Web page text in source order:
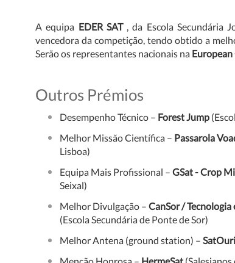
A equipa EDER SAT , da Escola Secundária
vencedora da competição, tendo obtido a
Serão os representantes nacionais na
Outros Prémios
Desempenho Técnico – Forest Jump
Melhor Missão Científica – Passarola
Lisboa)
Equipa Mais Profissional – GSat - Crop
Seixal)
Melhor Divulgação – CanSor /
(Escola Secundária de Ponte de Sor)
Melhor Antena (ground station) –